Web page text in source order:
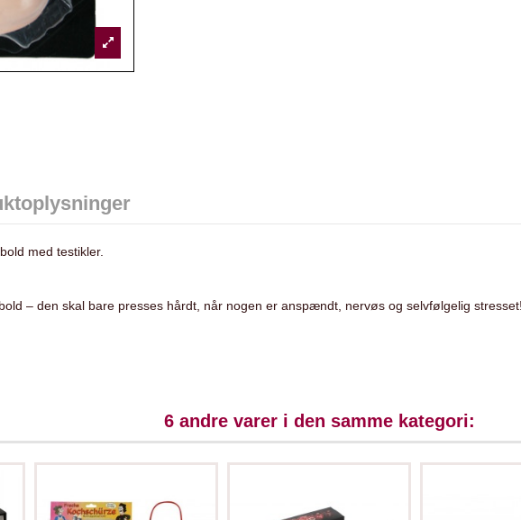
med testikler.
– den skal bare presses hårdt, når nogen er anspændt, nervøs og selvfølgelig
6 andre varer i den samme kategori: